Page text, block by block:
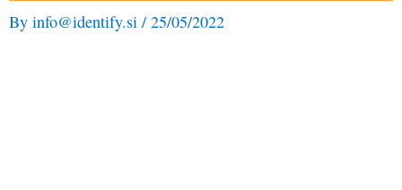
By info@identify.si / 25/05/2022